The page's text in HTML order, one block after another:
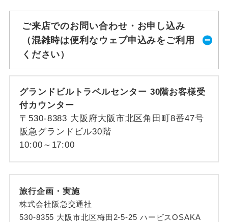
ご来店でのお問い合わせ・お申し込み
（混雑時は便利なウェブ申込みをご利用
ください）
グランドビルトラベルセンター 30階お客様受
付カウンター
〒530-8383 大阪府大阪市北区角田町8番47号
阪急グランドビル30階
10:00～17:00
旅行企画・実施
株式会社阪急交通社
530-8355 大阪市北区梅田2-5-25 ハービスOSAKA